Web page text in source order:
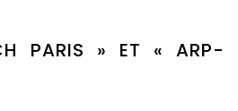
PARIS » ET « ARP-